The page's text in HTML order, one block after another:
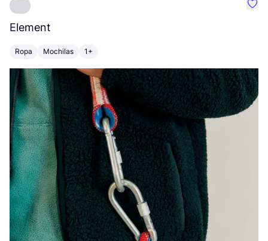
Element
Ropa Mochilas 1+